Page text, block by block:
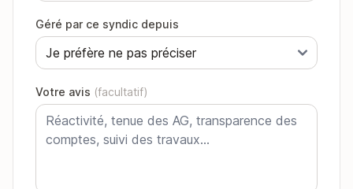
Géré par ce syndic depuis
Votre avis (facultatif)